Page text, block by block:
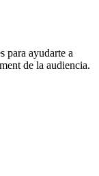
para ayudarte a
de la audiencia.